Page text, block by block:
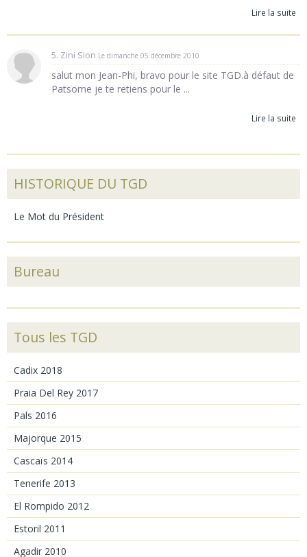
Lire la suite
5. Zini Sion Le dimanche 05 décembre 2010
salut mon Jean-Phi, bravo pour le site TGD.à défaut de
Patsome je te retiens pour le ...
Lire la suite
HISTORIQUE DU TGD
Le Mot du Président
Bureau
Tous les TGD
Cadix 2018
Praia Del Rey 2017
Pals 2016
Majorque 2015
Cascaïs 2014
Tenerife 2013
El Rompido 2012
Estoril 2011
Agadir 2010